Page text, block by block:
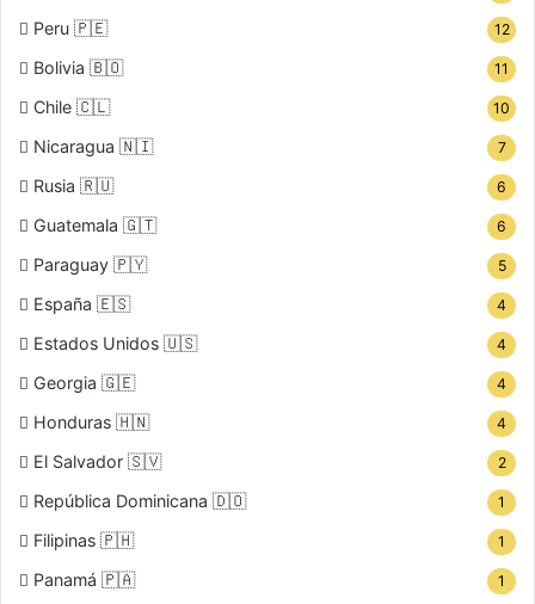
Peru 🇵🇪 12
Bolivia 🇧🇴 11
Chile 🇨🇱 10
Nicaragua 🇳🇮 7
Rusia 🇷🇺 6
Guatemala 🇬🇹 6
Paraguay 🇵🇾 5
España 🇪🇸 4
Estados Unidos 🇺🇸 4
Georgia 🇬🇪 4
Honduras 🇭🇳 4
El Salvador 🇸🇻 2
República Dominicana 🇩🇴 1
Filipinas 🇵🇭 1
Panamá 🇵🇦 1